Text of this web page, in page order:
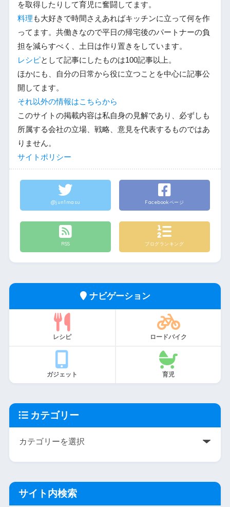
を取得したりして育児に奮闘してます。
料理 も大好きで時間さえあればキッチンに立って何を作
ってます。共働きなので平日の帰宅後のパートナーの負
担を減らすべく、土日は作り置きをしています。
レシピとして記事にしたものは100記事以上。
ほかにも、自分の日常から役に立つことを中心に記事公
開してます。
それ以外の情報はこちらから
このサイトの掲載内容は私自身の見解であり、必ずしも
所属する会社の立場、戦略、意見を代表するものではあ
りません。
サイトポリシー
@jun1masu Facebookページ
RSS ブログランキング
ナビゲーション
レシピ ロードバイク
ガジェット 育児
カテゴリー
サイト内検索